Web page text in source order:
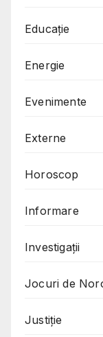
Educație
Energie
Evenimente
Externe
Horoscop
Informare
Investigații
Jocuri de
Justiție